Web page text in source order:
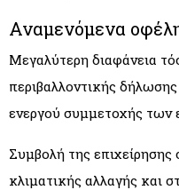
Αναμενόμενα
Μεγαλύτερη διαφάνεια
περιβαλλοντικής
ενεργού συμμετοχής των
Συμβολή της
κλιματικής αλλαγής και